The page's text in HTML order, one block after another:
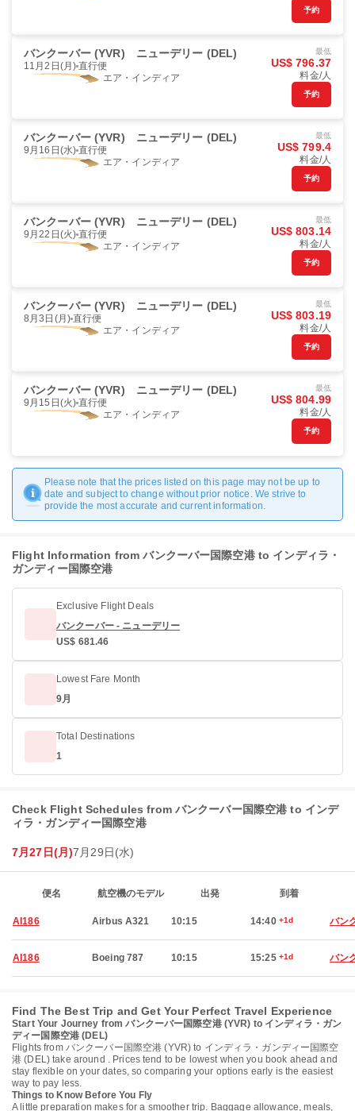
予約
バンクーバー (YVR) ニューデリー (DEL)
11月2日(月) 直行便
エア・インディア
最低
US$ 796.37
料金/人
予約
バンクーバー (YVR) ニューデリー (DEL)
9月16日(水) 直行便
エア・インディア
最低
US$ 799.4
料金/人
予約
バンクーバー (YVR) ニューデリー (DEL)
9月22日(火) 直行便
エア・インディア
最低
US$ 803.14
料金/人
予約
バンクーバー (YVR) ニューデリー (DEL)
8月3日(月) 直行便
エア・インディア
最低
US$ 803.19
料金/人
予約
バンクーバー (YVR) ニューデリー (DEL)
9月15日(火) 直行便
エア・インディア
最低
US$ 804.99
料金/人
予約
Please note that the prices listed on this page may not be up to
date and subject to change without prior notice. We strive to
provide the most accurate and current information.
Flight Information from バンクーバー国際空港 to インディラ・
ガンディー国際空港
Exclusive Flight Deals
バンクーバー - ニューデリー
US$ 681.46
Lowest Fare Month
9月
Total Destinations
1
Check Flight Schedules from バンクーバー国際空港 to インデ
ィラ・ガンディー国際空港
7月27日(月)7月29日(水)
便名 航空機のモデル 出発 到着
AI186 Airbus A321 10:15 14:40 +1d バン
AI186 Boeing 787 10:15 15:25 +1d バン
Find The Best Trip and Get Your Perfect Travel Experience
Start Your Journey from バンクーバー国際空港 (YVR) to インディラ・ガン
ディー国際空港 (DEL)
Flights from バンクーバー国際空港 (YVR) to インディラ・ガンディー国際空
港 (DEL) take around . Prices tend to be lowest when you book ahead and
stay flexible on your dates, so comparing your options early is the easiest
way to pay less.
Things to Know Before You Fly
A little preparation makes for a smoother trip. Baggage allowance, meals,